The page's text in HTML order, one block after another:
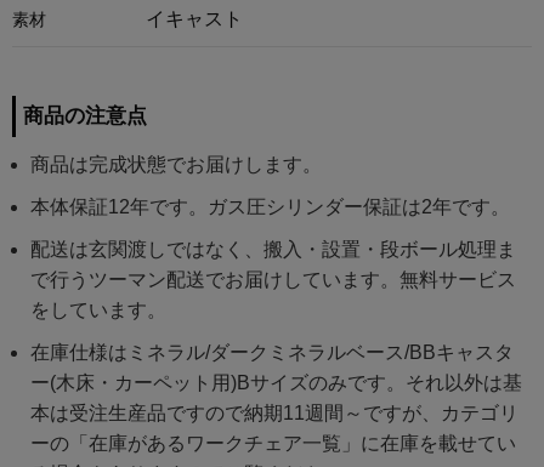
素材
イキャスト
商品の注意点
商品は完成状態でお届けします。
本体保証12年です。ガス圧シリンダー保証は2年です。
配送は玄関渡しではなく、搬入・設置・段ボール処理ま
で行うツーマン配送でお届けしています。無料サービス
をしています。
在庫仕様はミネラル/ダークミネラルベース/BBキャスタ
ー(木床・カーペット用)Bサイズのみです。それ以外は基
本は受注生産品ですので納期11週間～ですが、カテゴリ
ーの「在庫があるワークチェア一覧」に在庫を載せてい